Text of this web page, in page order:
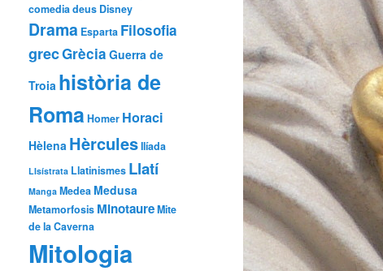
comediadeus Disney
Drama Esparta Filosofia
grecGrècia Guerra de
Troia història de
Roma Homer Horaci
Hèlena HèrculesIlíada
LIsístrata Llatinismes Llatí
Manga Medea Medusa
Metamorfosis MinotaureMite
de la Caverna
Mitologia